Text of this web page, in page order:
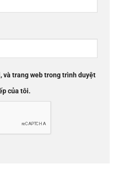
và trang web trong trình duyệt
của tôi.